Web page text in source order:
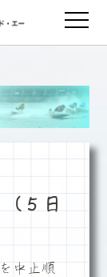
５日
中止順